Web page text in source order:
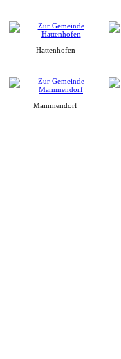
Hattenhofen
Mammendorf